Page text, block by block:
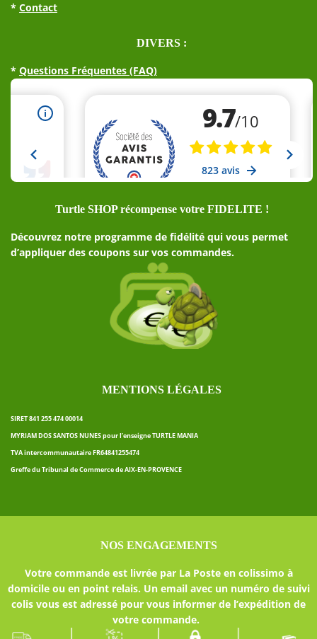
* Contact
DIVERS :
* Questions Fréquentes (FAQ)
Turtle SHOP récompense votre FIDELITE !
Découvrez notre programme de fidélité qui vous permet
d’appliquer des coupons sur vos commandes.
MENTIONS LÉGALES
SIRET 841 255 474 00014
MYRIAM DOS SANTOS NUNES pour l’enseigne TURTLE MANIA
TVA intercommunautaire FR64841255474
Greffe du Tribunal de Commerce de AIX-EN-PROVENCE
NOS ENGAGEMENTS
Votre commande est livrée par La Poste en colissimo à
domicile ou en point relais. Un email avec un numéro de suivi
colis vous est adressé pour vous informer de l’expédition de
votre commande.